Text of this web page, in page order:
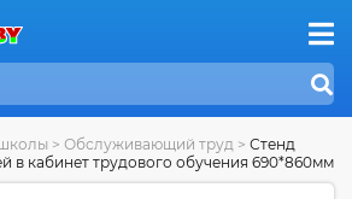
> Обслуживающий труд > Стенд
в кабинет трудового обучения 690*860мм